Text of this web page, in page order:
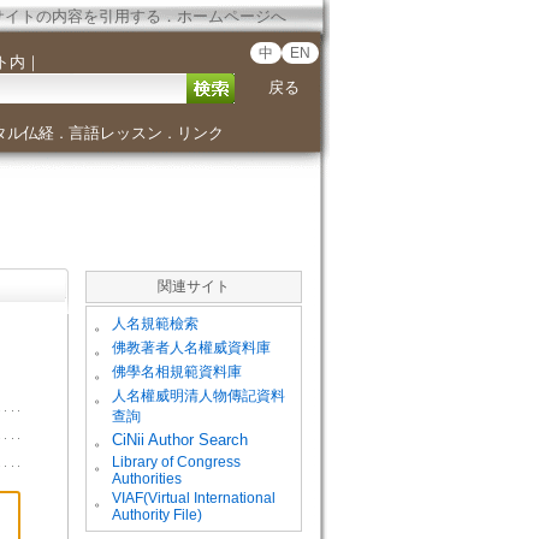
イトの内容を引用する．ホームページへ
内 ｜ 中 EN
戻る
ル仏経． 言語レッスン ． リンク
関連サイト
。 人名規範檢索
。 佛教著者人名權威資料庫
。 佛學名相規範資料庫
。
人名權威明清人物傳記資料
查詢
。
CiNii Author Search
。
Library of Congress
Authorities
。
VIAF(Virtual International
Authority File)